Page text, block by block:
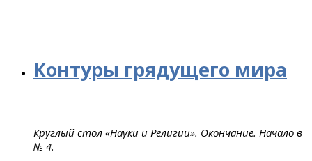
Контуры грядущего мира
Круглый стол «Науки и Религии». Окончание. Начало в
№ 4.